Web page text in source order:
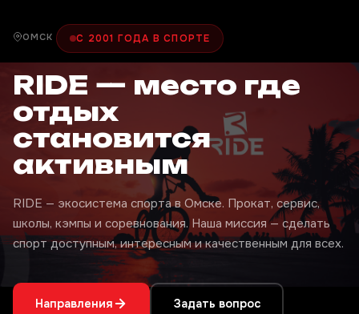
ОМСК С 2001 ГОДА В СПОРТЕ
RIDE — место где
отдых
становится
активным
RIDE — экосистема спорта в Омске. Прокат, сервис,
школы, кэмпы и соревнования. Наша миссия — сделать
спорт доступным, интересным и качественным для всех.
Направления Задать вопрос